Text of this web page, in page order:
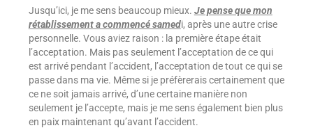
Jusqu’ici, je me sens beaucoup mieux. Je pense que mon
rétablissement a commencé samedi, après une autre crise
personnelle. Vous aviez raison : la première étape était
l’acceptation. Mais pas seulement l’acceptation de ce qui
est arrivé pendant l’accident, l’acceptation de tout ce qui se
passe dans ma vie. Même si je préfèrerais certainement que
ce ne soit jamais arrivé, d’une certaine manière non
seulement je l’accepte, mais je me sens également bien plus
en paix maintenant qu’avant l’accident.